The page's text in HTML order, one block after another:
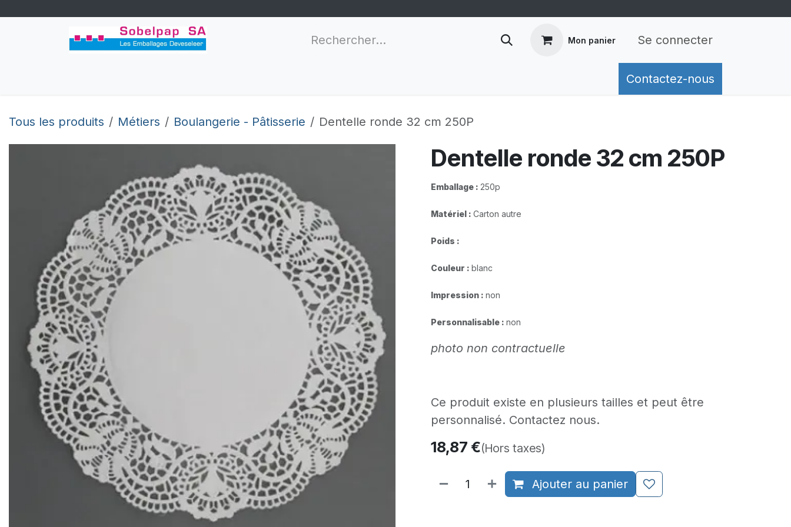
Mon panier Se connecter
Retours Conditions
Contactez-nous
Tous les produits Métiers Boulangerie - Pâtisserie Dentelle ronde 32 cm 250P
Dentelle ronde 32 cm 250P
Emballage : 250p
Matériel : Carton autre
Poids :
Couleur : blanc
Impression : non
Personnalisable : non
photo non contractuelle
Ce produit existe en plusieurs tailles et peut être
personnalisé. Contactez nous.
18,87 €(Hors taxes)
Ajouter au panier